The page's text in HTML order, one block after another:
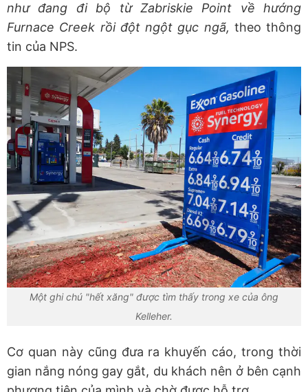
như đang đi bộ từ Zabriskie Point về hướng
Furnace Creek rồi đột ngột gục ngã, theo thông
tin của NPS.
Một ghi chú "hết xăng" được tìm thấy trong xe của ông
Kelleher.
Cơ quan này cũng đưa ra khuyến cáo, trong thời
gian nắng nóng gay gắt, du khách nên ở bên cạnh